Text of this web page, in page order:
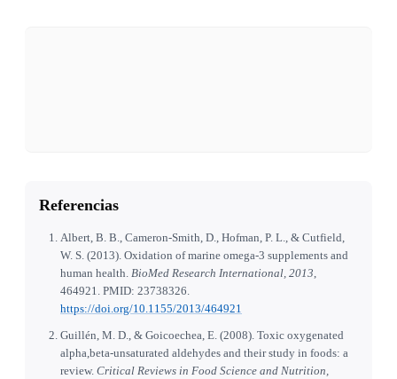
Referencias
Albert, B. B., Cameron-Smith, D., Hofman, P. L., & Cutfield,
W. S. (2013). Oxidation of marine omega-3 supplements and
human health. BioMed Research International, 2013,
464921. PMID: 23738326.
https://doi.org/10.1155/2013/464921
Guillén, M. D., & Goicoechea, E. (2008). Toxic oxygenated
alpha,beta-unsaturated aldehydes and their study in foods: a
review. Critical Reviews in Food Science and Nutrition,